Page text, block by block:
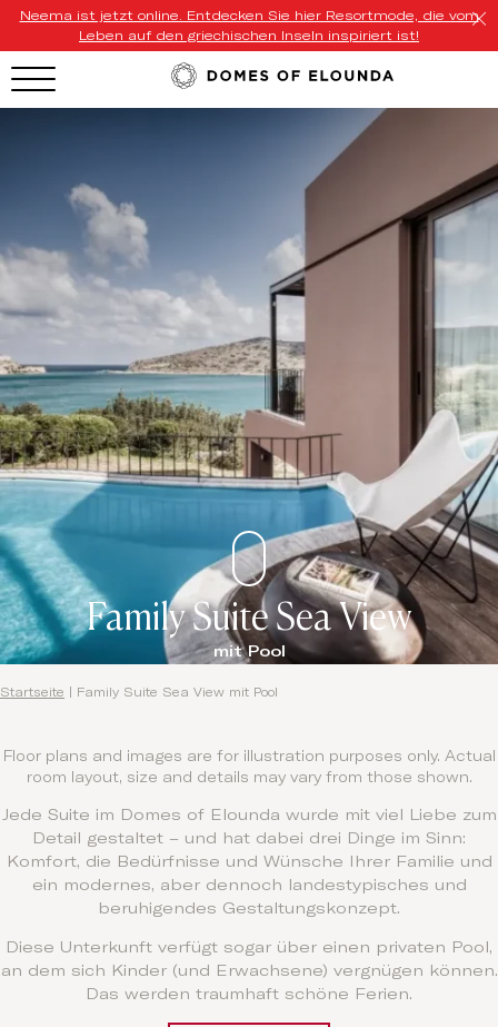
Neema ist jetzt online. Entdecken Sie hier Resortmode, die vom
Leben auf den griechischen Inseln inspiriert ist!
Our Resorts
Our Destinations
Our Brands
Signature Concepts
Offers
Domes Stories
Contact
Family Suite Sea View
mit Pool
Startseite Family Suite Sea View mit Pool
Floor plans and images are for illustration purposes only. Actual
room layout, size and details may vary from those shown.
Jede Suite im Domes of Elounda wurde mit viel Liebe zum
Detail gestaltet – und hat dabei drei Dinge im Sinn:
Komfort, die Bedürfnisse und Wünsche Ihrer Familie und
ein modernes, aber dennoch landestypisches und
beruhigendes Gestaltungskonzept.
Diese Unterkunft verfügt sogar über einen privaten Pool,
an dem sich Kinder (und Erwachsene) vergnügen können.
Das werden traumhaft schöne Ferien.